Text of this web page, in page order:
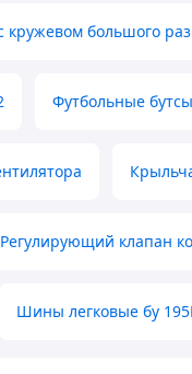
кружевом большого
Футбольные
Регулирующий клапан
Шины легковые бу